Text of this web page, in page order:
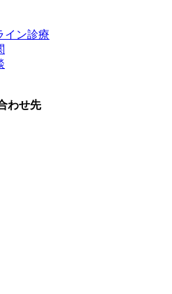
イン診療
わせ先